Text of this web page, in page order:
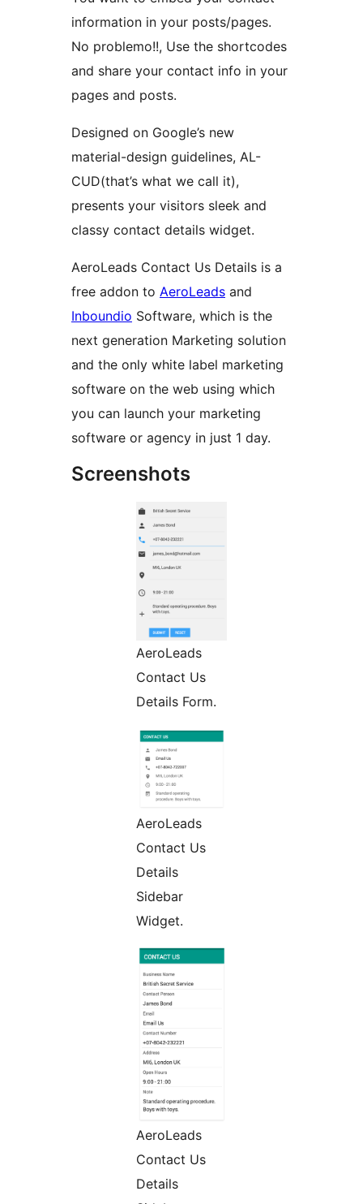
information in your posts/pages.
No problemo!!, Use the shortcodes
and share your contact info in your
pages and posts.
Designed on Google’s new
material-design guidelines, AL-
CUD(that’s what we call it),
presents your visitors sleek and
classy contact details widget.
AeroLeads Contact Us Details is a
free addon to AeroLeads and
Inboundio Software, which is the
next generation Marketing solution
and the only white label marketing
software on the web using which
you can launch your marketing
software or agency in just 1 day.
Screenshots
AeroLeads
Contact Us
Details Form.
AeroLeads
Contact Us
Details
Sidebar
Widget.
AeroLeads
Contact Us
Details